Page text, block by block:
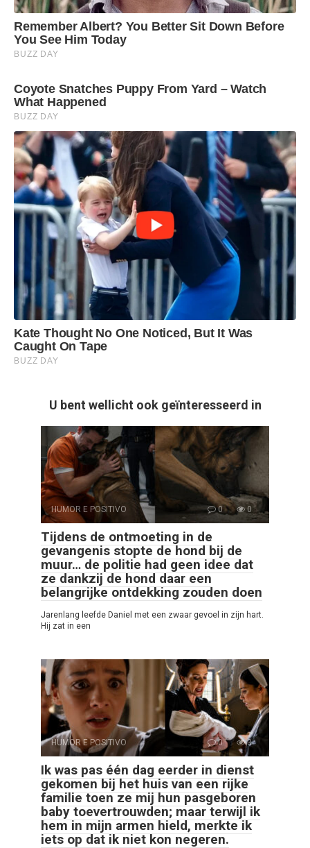
U bent wellicht ook geïnteresseerd in
HUMOR E POSITIVO 0 0
Tijdens de ontmoeting in de
gevangenis stopte de hond bij de
muur… de politie had geen idee dat
ze dankzij de hond daar een
belangrijke ontdekking zouden doen
Jarenlang leefde Daniel met een zwaar gevoel in zijn hart.
Hij zat in een
HUMOR E POSITIVO 0 3
Ik was pas één dag eerder in dienst
gekomen bij het huis van een rijke
familie toen ze mij hun pasgeboren
baby toevertrouwden; maar terwijl ik
hem in mijn armen hield, merkte ik
iets op dat ik niet kon negeren.